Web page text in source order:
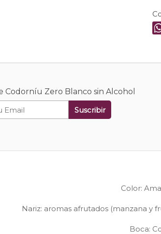
Codorníu Zero Blanco sin Alcohol
Suscribir
Color:
Nariz: aromas afrutados (manzana y
Boca: